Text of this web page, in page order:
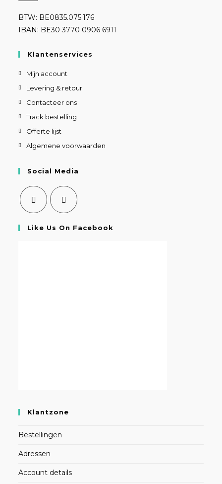
BTW: BE0835.075.176
IBAN: BE30 3770 0906 6911
Klantenservices
Mijn account
Levering & retour
Contacteer ons
Track bestelling
Offerte lijst
Algemene voorwaarden
Social Media
Like Us On Facebook
Klantzone
Bestellingen
Adressen
Account details